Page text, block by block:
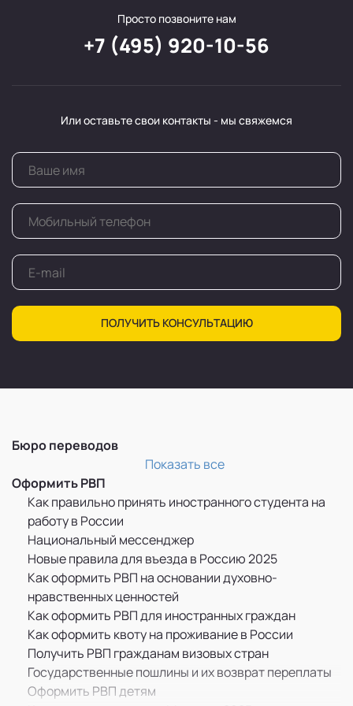
Просто позвоните нам
+7 (495) 920-10-56
Или оставьте свои контакты - мы свяжемся
ПОЛУЧИТЬ КОНСУЛЬТАЦИЮ
Бюро переводов
Перевод и легализация документов
Показать все
Оформить РВП
Как правильно принять иностранного студента на
работу в России
Национальный мессенджер
Новые правила для въезда в Россию 2025
Как оформить РВП на основании духовно-
нравственных ценностей
Как оформить РВП для иностранных граждан
Как оформить квоту на проживание в России
Получить РВП гражданам визовых стран
Государственные пошлины и их возврат переплаты
Оформить РВП детям